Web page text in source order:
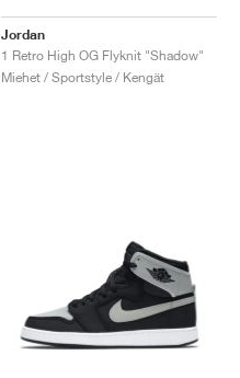
Jordan
1 Retro High OG Flyknit "Shadow"
Miehet / Sportstyle / Kengät